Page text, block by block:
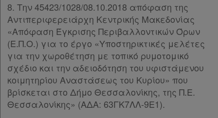
8. Την 45423/1028/08.10.2018 απόφαση της
Αντιπεριφερειάρχη Κεντρικής Μακεδονίας
«Απόφαση Έγκρισης Περιβαλλοντικών Όρων
(Ε.Π.Ο.) για το έργο «Υποστηρικτικές μελέτες
για την χωροθέτηση με τοπικό ρυμοτομικό
σχέδιο και την αδειοδότηση του υφιστάμενου
κοιμητηρίου Αναστάσεως του Κυρίου» που
βρίσκεται στο Δήμο Θεσσαλονίκης, της Π.Ε.
Θεσσαλονίκης» (ΑΔΑ: 63ΓΚ7ΛΛ-9Ε1).